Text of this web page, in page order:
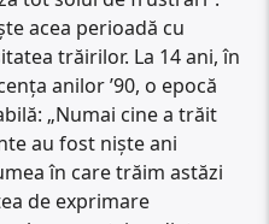
acea perioadă cu
trăirilor. La 14 ani, în
anilor ’90, o epocă
„Numai cine a trăit
au fost niște ani
în care trăim astăzi
de exprimare